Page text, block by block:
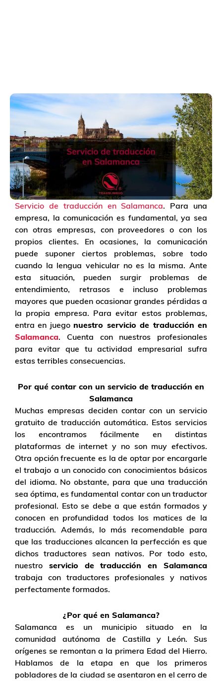
Servicio de traducción en Salamanca. Para una
empresa, la comunicación es fundamental, ya sea
con otras empresas, con proveedores o con los
propios clientes. En ocasiones, la comunicación
puede suponer ciertos problemas, sobre todo
cuando la lengua vehicular no es la misma. Ante
esta situación, pueden surgir problemas de
entendimiento, retrasos e incluso problemas
mayores que pueden ocasionar grandes pérdidas a
la propia empresa. Para evitar estos problemas,
entra en juegonuestro servicio de traducción en
Salamanca. Cuenta con nuestros profesionales
para evitar que tu actividad empresarial sufra
estas terribles consecuencias.
Por qué contar con un servicio de traducción en
Salamanca
Muchas empresas deciden contar con un servicio
gratuito de traducción automática. Estos servicios
los encontramos fácilmente en distintas
plataformas de internet y no son muy efectivos.
Otra opción frecuente es la de optar por encargarle
el trabajo a un conocido con conocimientos básicos
del idioma. No obstante, para que una traducción
sea óptima, es fundamental contar con un traductor
profesional. Esto se debe a que están formados y
conocen en profundidad todos los matices de la
traducción. Además, lo más recomendable para
que las traducciones alcancen la perfección es que
dichos traductores sean nativos. Por todo esto,
nuestro servicio de traducción en Salamanca
trabaja con traductores profesionales y nativos
perfectamente formados.
¿Por qué en Salamanca?
Salamanca es un municipio situado en la
comunidad autónoma de Castilla y León. Sus
orígenes se remontan a la primera Edad del Hierro.
Hablamos de la etapa en que los primeros
pobladores de la ciudad se asentaron en el cerro de